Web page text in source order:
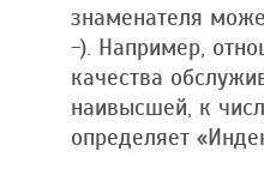
знаменателя
-). Например,
качества
наивысшей, к
определяет